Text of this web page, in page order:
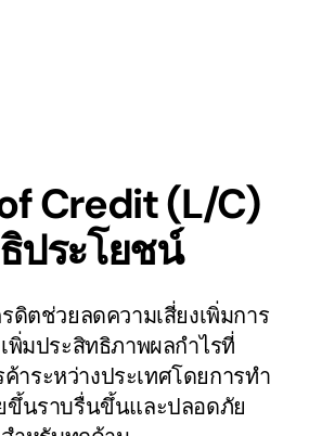
Credit (L/C)
ประโยชน์
ดิตช่วยลดความเสี่ยงเพิ่มการ
พิ่มประสิทธิภาพผลกำไรที่
าระหว่างประเทศโดยการทำ
ขึ้นราบรื่นขึ้นและปลอดภัย